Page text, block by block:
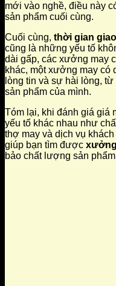
mới vào nghề, điều này
sản phẩm cuối cùng.
Cuối cùng, thời gian
cũng là những yếu tố
dài gấp, các xưởng may
khác, một xưởng may có
lòng tin và sự hài lòng,
sản phẩm của mình.
Tóm lại, khi đánh giá giá
yếu tố khác nhau như
thợ may và dịch vụ
giúp bạn tìm được
bảo chất lượng sản